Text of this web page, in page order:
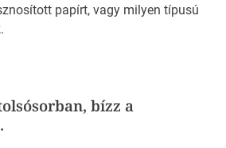
papírt, vagy milyen típusú
bízz a